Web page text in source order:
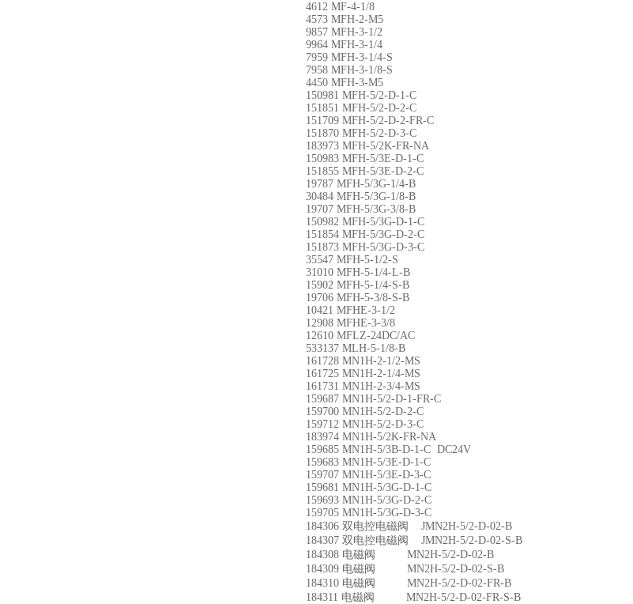
4612 MF-4-1/8
4573 MFH-2-M5
9857 MFH-3-1/2
9964 MFH-3-1/4
7959 MFH-3-1/4-S
7958 MFH-3-1/8-S
4450 MFH-3-M5
150981 MFH-5/2-D-1-C
151851 MFH-5/2-D-2-C
151709 MFH-5/2-D-2-FR-C
151870 MFH-5/2-D-3-C
183973 MFH-5/2K-FR-NA
150983 MFH-5/3E-D-1-C
151855 MFH-5/3E-D-2-C
19787 MFH-5/3G-1/4-B
30484 MFH-5/3G-1/8-B
19707 MFH-5/3G-3/8-B
150982 MFH-5/3G-D-1-C
151854 MFH-5/3G-D-2-C
151873 MFH-5/3G-D-3-C
35547 MFH-5-1/2-S
31010 MFH-5-1/4-L-B
15902 MFH-5-1/4-S-B
19706 MFH-5-3/8-S-B
10421 MFHE-3-1/2
12908 MFHE-3-3/8
12610 MFLZ-24DC/AC
533137 MLH-5-1/8-B
161728 MN1H-2-1/2-MS
161725 MN1H-2-1/4-MS
161731 MN1H-2-3/4-MS
159687 MN1H-5/2-D-1-FR-C
159700 MN1H-5/2-D-2-C
159712 MN1H-5/2-D-3-C
183974 MN1H-5/2K-FR-NA
159685 MN1H-5/3B-D-1-C DC24V
159683 MN1H-5/3E-D-1-C
159707 MN1H-5/3E-D-3-C
159681 MN1H-5/3G-D-1-C
159693 MN1H-5/3G-D-2-C
159705 MN1H-5/3G-D-3-C
184306 双电控电磁阀 JMN2H-5/2-D-02-B
184307 双电控电磁阀 JMN2H-5/2-D-02-S-B
184308 电磁阀 MN2H-5/2-D-02-B
184309 电磁阀 MN2H-5/2-D-02-S-B
184310 电磁阀 MN2H-5/2-D-02-FR-B
184311 电磁阀 MN2H-5/2-D-02-FR-S-B